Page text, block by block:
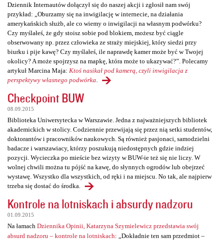
Dziennik Internautów dołączył się do naszej akcji i zgłosił nam swój
przykład: „Oburzamy się na inwigilację w internecie, na działania
amerykańskich służb, ale co wiemy o inwigilacji na własnym podwórku?
Czy myślałeś, że gdy stoisz sobie pod blokiem, możesz być ciągle
obserwowany np. przez człowieka ze straży miejskiej, który siedzi przy
biurku i pije kawę? Czy myślałeś, ile naprawdę kamer może być w Twojej
okolicy? A może spojrzysz na mapkę, która może to ukazywać?”. Polecamy
artykuł Marcina Maja: Ktoś nasikał pod kamerą, czyli inwigilacja z
perspektywy własnego podwórka
Checkpoint BUW
08.09.2015
Biblioteka Uniwersytecka w Warszawie. Jedna z najważniejszych bibliotek
akademickich w stolicy. Codziennie przewijają się przez nią setki studentów,
doktorantów i pracowników naukowych. Są również pasjonaci, samodzielni
badacze i warszawiacy, którzy poszukują niedostępnych gdzie indziej
pozycji. Wycieczka po mieście bez wizyty w BUW-ie też się nie liczy. W
wolnej chwili można tu pójść na kawę, do słynnych ogrodów lub obejrzeć
wystawę. Wszystko dla wszystkich, od ręki i na miejscu. No tak, ale najpierw
trzeba się dostać do środka.
Kontrole na lotniskach i absurdy nadzoru
01.09.2015
Na łamach Dziennika Opinii, Katarzyna Szymielewicz przedstawia swój
absurd nadzoru – kontrole na lotniskach: „Dokładnie ten sam przedmiot –